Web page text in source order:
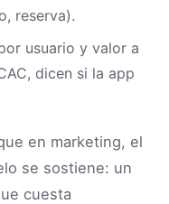
reserva).
usuario y valor a
dicen si la app
en marketing, el
se sostiene: un
cuesta